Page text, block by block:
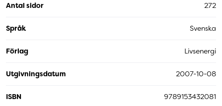
Antal sidor 272
Språk Svenska
Förlag Livsenergi
Utgivningsdatum 2007-10-08
ISBN 9789153432081